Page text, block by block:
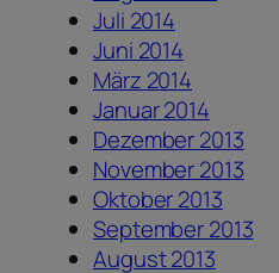
Juli 2014
Juni 2014
März 2014
Januar 2014
Dezember 2013
November 2013
Oktober 2013
September 2013
August 2013